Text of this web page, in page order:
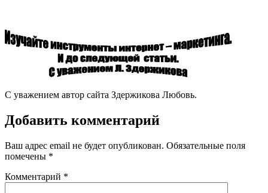
С уважением автор сайта Здержикова Любовь.
Добавить комментарий
Ваш адрес email не будет опубликован. Обязательные поля
помечены *
Комментарий *